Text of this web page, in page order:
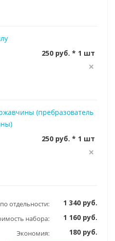
250 руб. * 1 шт
(пребразователь
250 руб. * 1 шт
отдельности: 1 340 руб.
набора: 1 160 руб.
Экономия: 180 руб.